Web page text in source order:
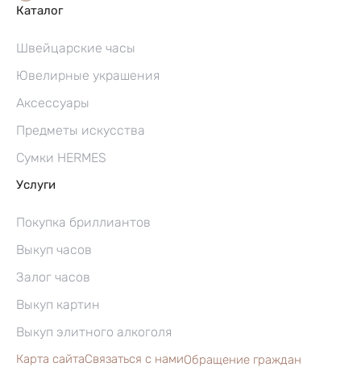
Каталог
Швейцарские часы
Ювелирные украшения
Аксессуары
Предметы искусства
Сумки HERMES
Услуги
Покупка бриллиантов
Выкуп часов
Залог часов
Выкуп картин
Выкуп элитного алкоголя
Карта сайтаСвязаться с намиОбращение граждан